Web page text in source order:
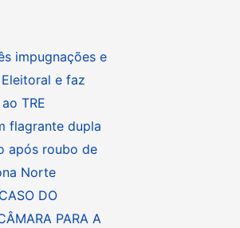
impugnações e
e faz
TRE
flagrante dupla
após roubo de
Norte
DO
PARA A